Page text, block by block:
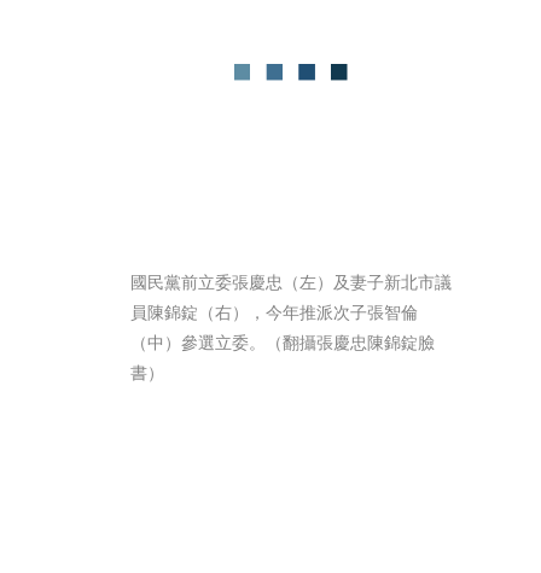
國民黨前立委張慶忠（左）及妻子新北市議
員陳錦錠（右），今年推派次子張智倫
（中）參選立委。（翻攝張慶忠陳錦錠臉
書）